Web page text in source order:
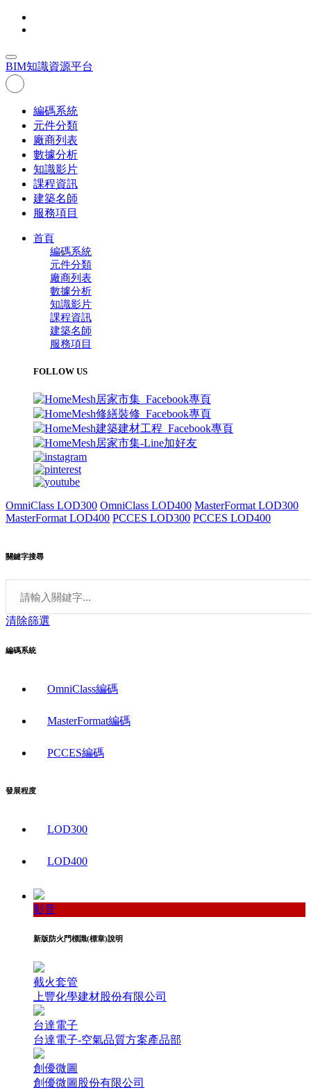
BIM知識資源平台
編碼系統
元件分類
廠商列表
數據分析
知識影片
課程資訊
建築名師
服務項目
首頁
編碼系統
元件分類
廠商列表
數據分析
知識影片
課程資訊
建築名師
服務項目
FOLLOW US
OmniClass LOD300 OmniClass LOD400 MasterFormat LOD300
MasterFormat LOD400 PCCES LOD300 PCCES LOD400
關鍵字搜尋
清除篩選
編碼系統
OmniClass編碼
MasterFormat編碼
PCCES編碼
發展程度
LOD300
LOD400
影音
新版防火門標識(標章)說明
截火套管
上豐化學建材股份有限公司
台達電子
台達電子-空氣品質方案產品部
創優微圖
創優微圖股份有限公司